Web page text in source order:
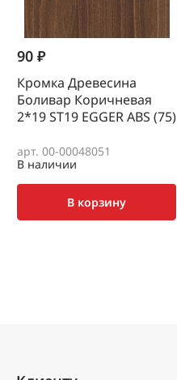
90 ₽
Кромка Древесина
Боливар Коричневая
2*19 SТ19 EGGER ABS (75)
арт. 00-00048051
В наличии
В корзину